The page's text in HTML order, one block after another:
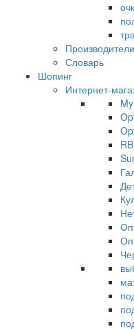
Производители
Словарь
Шопинг
Интернет-